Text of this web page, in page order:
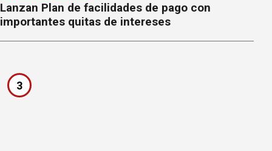
Lanzan Plan de facilidades de pago con
importantes quitas de intereses
3